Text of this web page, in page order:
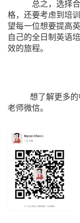
总之，选择合适
格，还要考虑到培
望每一位想要提高
自己的全日制英语
效的旅程。
想了解更多的中
老师微信。